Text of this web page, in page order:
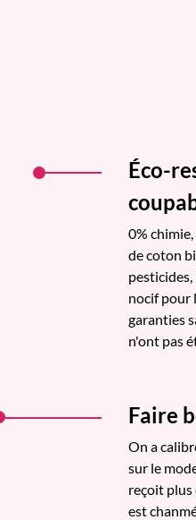
Éco-
0%
de coton
nocif pour
garanties
n'ont pas
Faire
On a
sur le
reçoit plus
est